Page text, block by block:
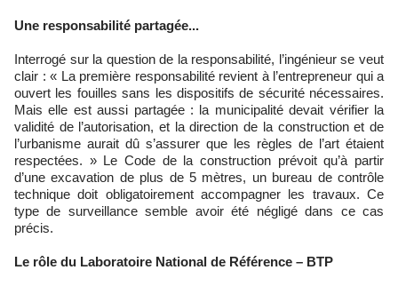
Une responsabilité partagée...
Interrogé sur la question de la responsabilité, l’ingénieur se veut
clair : « La première responsabilité revient à l’entrepreneur qui a
ouvert les fouilles sans les dispositifs de sécurité nécessaires.
Mais elle est aussi partagée : la municipalité devait vérifier la
validité de l’autorisation, et la direction de la construction et de
l’urbanisme aurait dû s’assurer que les règles de l’art étaient
respectées. » Le Code de la construction prévoit qu’à partir
d’une excavation de plus de 5 mètres, un bureau de contrôle
technique doit obligatoirement accompagner les travaux. Ce
type de surveillance semble avoir été négligé dans ce cas
précis.
Le rôle du Laboratoire National de Référence – BTP